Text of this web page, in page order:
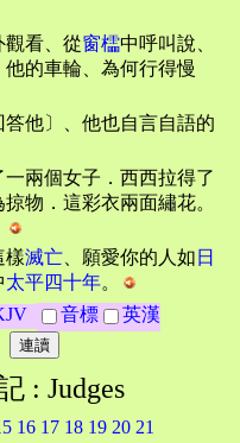
觀看、從窗櫺中呼叫說、
的車輪、為何行得慢
他〕、他也自言自語的
一兩個女子．西西拉得了
物．這彩衣兩面繡花。
樣滅亡 、願愛你的人如 日
太平四十年。
音標
英漢
: Judges
16 17 18 19 20 21